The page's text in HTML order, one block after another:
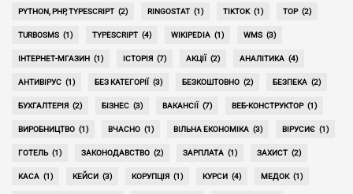
PYTHON, PHP, TYPESCRIPT (2) RINGOSTAT (1) TIKTOK (1) TOP (2)
TURBOSMS (1) TYPESCRIPT (4) WIKIPEDIA (1) WMS (3)
ІНТЕРНЕТ-МГАЗИН (1) ІСТОРІЯ (7) АКЦІЇ (2) АНАЛІТИКА (4)
АНТИВІРУС (1) БЕЗ КАТЕГОРІЇ (3) БЕЗКОШТОВНО (2) БЕЗПЕКА (2)
БУХГАЛТЕРІЯ (2) БІЗНЕС (3) ВАКАНСІЇ (7) ВЕБ-КОНСТРУКТОР (1)
ВИРОБНИЦТВО (1) ВЧАСНО (1) ВІЛЬНА ЕКОНОМІКА (3) ВІРУСИЄ (1)
ГОТЕЛЬ (1) ЗАКОНОДАВСТВО (2) ЗАРПЛАТА (1) ЗАХИСТ (2)
КАСА (1) КЕЙСИ (3) КОРУПЦІЯ (1) КУРСИ (4) МЕДОК (1)